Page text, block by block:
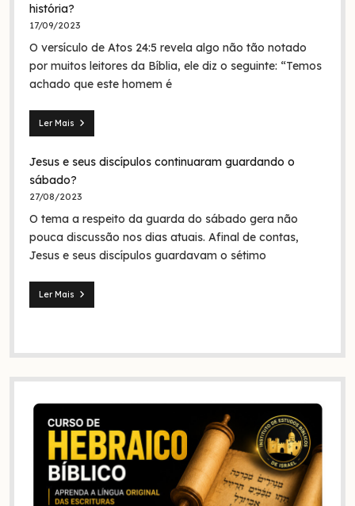
batismo
de
era
em
nome
história?
17/09/2023
O versículo de Atos 24:5 revela algo não tão notado
por muitos leitores da Bíblia, ele diz o seguinte: “Temos
achado que este homem é
Ler Mais
Seita
nazarenos:
quem
foram
na
Bíblia
Jesus e seus discípulos continuaram guardando o
sábado?
27/08/2023
O tema a respeito da guarda do sábado gera não
pouca discussão nos dias atuais. Afinal de contas,
Jesus e seus discípulos guardavam o sétimo
Ler Mais
Jesus
sábado?